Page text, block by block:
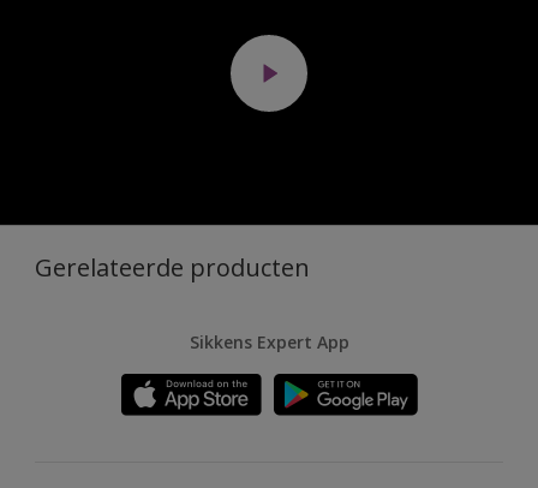
Gerelateerde producten
Sikkens Expert App